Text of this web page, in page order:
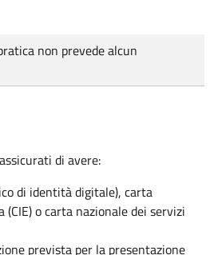
non prevede alcun
di avere:
di identità digitale), carta
o carta nazionale dei servizi
prevista per la presentazione